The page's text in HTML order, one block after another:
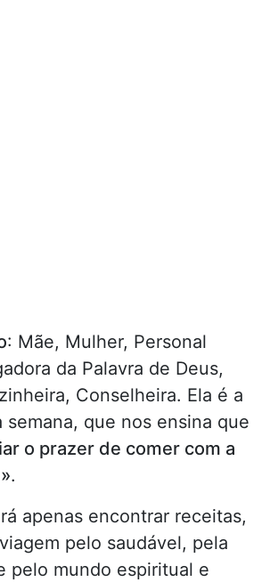
: Mãe, Mulher, Personal
da Palavra de Deus,
Conselheira. Ela é a
semana, que nos ensina que
o prazer de comer com a
.
apenas encontrar receitas,
pelo saudável, pela
pelo mundo espiritual e